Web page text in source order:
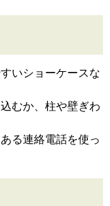
いショーケースな
むか、柱や壁ぎわ
る連絡電話を使っ